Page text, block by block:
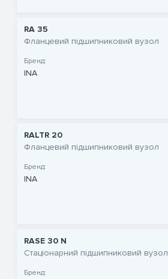
RA 35
Фланцевий підшипниковий вузол
Бренд:
INA
RALTR 20
Фланцевий підшипниковий вузол
Бренд:
INA
RASE 30 N
Стаціонарний підшипниковий вузол
Бренд: